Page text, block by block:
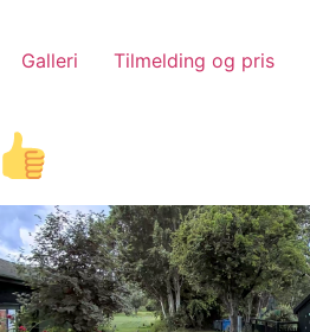
Galleri Tilmelding og pris